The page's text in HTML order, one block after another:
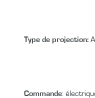
Type de projection:
Commande: